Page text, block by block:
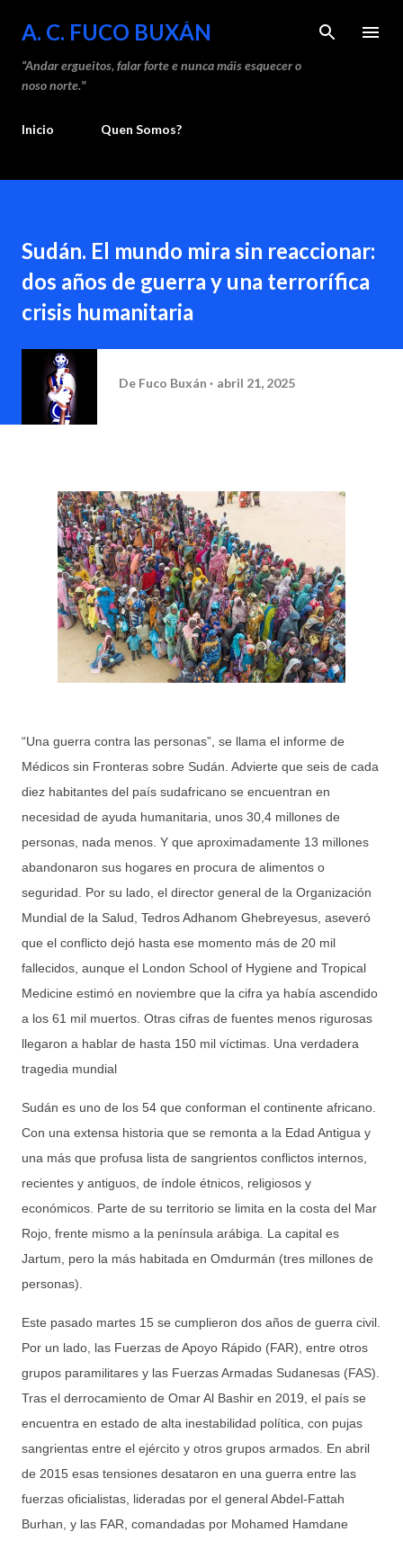
Saltar ao contido principal
A. C. FUCO BUXÁN
“Andar ergueitos, falar forte e nunca máis esquecer o
noso norte."
Inicio Quen Somos?
Sudán. El mundo mira sin reaccionar:
dos años de guerra y una terrorífica
crisis humanitaria
De Fuco Buxán abril 21, 2025
“Una guerra contra las personas”, se llama el informe de
Médicos sin Fronteras sobre Sudán. Advierte que seis de cada
diez habitantes del país sudafricano se encuentran en
necesidad de ayuda humanitaria, unos 30,4 millones de
personas, nada menos. Y que aproximadamente 13 millones
abandonaron sus hogares en procura de alimentos o
seguridad. Por su lado, el director general de la Organización
Mundial de la Salud, Tedros Adhanom Ghebreyesus, aseveró
que el conflicto dejó hasta ese momento más de 20 mil
fallecidos, aunque el London School of Hygiene and Tropical
Medicine estimó en noviembre que la cifra ya había ascendido
a los 61 mil muertos. Otras cifras de fuentes menos rigurosas
llegaron a hablar de hasta 150 mil víctimas. Una verdadera
tragedia mundial
Sudán es uno de los 54 que conforman el continente africano.
Con una extensa historia que se remonta a la Edad Antigua y
una más que profusa lista de sangrientos conflictos internos,
recientes y antiguos, de índole étnicos, religiosos y
económicos. Parte de su territorio se limita en la costa del Mar
Rojo, frente mismo a la península arábiga. La capital es
Jartum, pero la más habitada en Omdurmán (tres millones de
personas).
Este pasado martes 15 se cumplieron dos años de guerra civil.
Por un lado, las Fuerzas de Apoyo Rápido (FAR), entre otros
grupos paramilitares y las Fuerzas Armadas Sudanesas (FAS).
Tras el derrocamiento de Omar Al Bashir en 2019, el país se
encuentra en estado de alta inestabilidad política, con pujas
sangrientas entre el ejército y otros grupos armados. En abril
de 2015 esas tensiones desataron en una guerra entre las
fuerzas oficialistas, lideradas por el general Abdel-Fattah
Burhan, y las FAR, comandadas por Mohamed Hamdane